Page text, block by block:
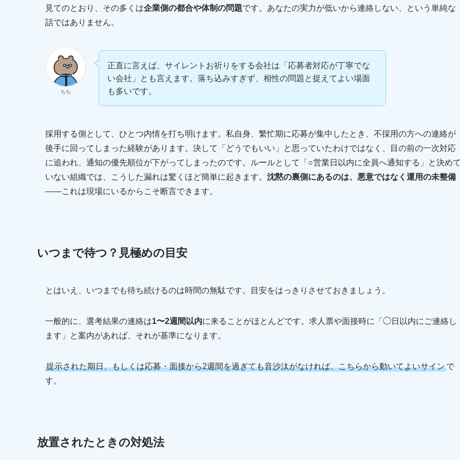
見てのとおり、その多くは企業側の都合や体制の問題です。あなたの実力が低いから連絡しない、という単純な
話ではありません。
ちち
正直に言えば、サイレントお祈りをする会社は「応募者対応が丁寧でな
い会社」とも言えます。落ち込みすぎず、相性の問題と捉えてよい場面
も多いです。
採用する側として、ひとつ内情を打ち明けます。私自身、繁忙期に応募が集中したとき、不採用の方への連絡が
後手に回ってしまった経験があります。決して「どうでもいい」と思っていたわけではなく、目の前の一次対応
に追われ、通知の優先順位が下がってしまったのです。ルールとして「○営業日以内に全員へ通知する」と決め
いない組織では、こうした漏れは驚くほど簡単に起きます。 沈黙の裏側にあるのは、悪意ではなく運用の未整備
——これは現場にいるからこそ断言できます。
いつまで待つ？見極めの目安
とはいえ、いつまでも待ち続けるのは時間の無駄です。目安をはっきりさせておきましょう。
一般的に、選考結果の連絡は1〜2週間以内に来ることがほとんどです。求人票や面接時に「◯日以内にご連絡し
ます」と案内があれば、それが基準になります。
提示された期日、もしくは応募・面接から2週間を過ぎても音沙汰がなければ、こちらから動いてよいサインで
す。
放置されたときの対処法